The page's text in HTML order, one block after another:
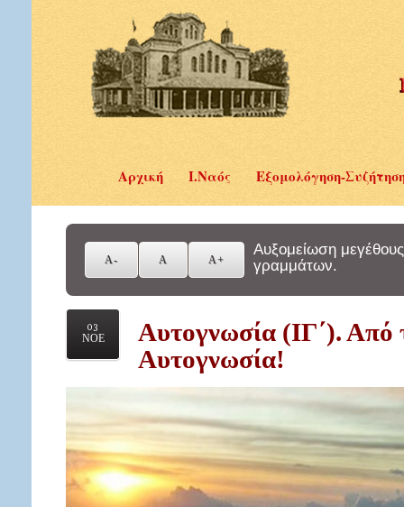
Αρχική Ι.Ναός Εξομολόγηση-
Αυξομείωση μεγέθους
γραμμάτων.
03
ΝΟΕ
Αυτογνωσία (ΙΓ΄). Από
Αυτογνωσία!